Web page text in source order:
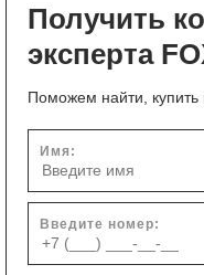
Получить
эксперта
Поможем найти, купить
Имя:
Введите номер: